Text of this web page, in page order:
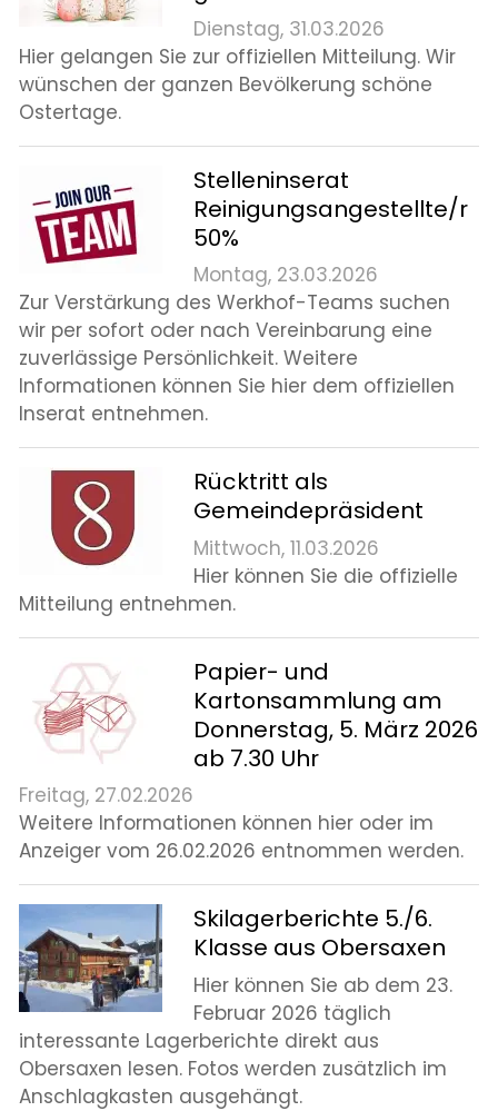
Dienstag, 31.03.2026
Hier gelangen Sie zur offiziellen Mitteilung. Wir
wünschen der ganzen Bevölkerung schöne
Ostertage.
Stelleninserat
Reinigungsangestellte/r
50%
Montag, 23.03.2026
Zur Verstärkung des Werkhof-Teams suchen
wir per sofort oder nach Vereinbarung eine
zuverlässige Persönlichkeit. Weitere
Informationen können Sie hier dem offiziellen
Inserat entnehmen.
Rücktritt als
Gemeindepräsident
Mittwoch, 11.03.2026
Hier können Sie die offizielle
Mitteilung entnehmen.
Papier- und
Kartonsammlung am
Donnerstag, 5. März 2026
ab 7.30 Uhr
Freitag, 27.02.2026
Weitere Informationen können hier oder im
Anzeiger vom 26.02.2026 entnommen werden.
Skilagerberichte 5./6.
Klasse aus Obersaxen
Hier können Sie ab dem 23.
Februar 2026 täglich
interessante Lagerberichte direkt aus
Obersaxen lesen. Fotos werden zusätzlich im
Anschlagkasten ausgehängt.